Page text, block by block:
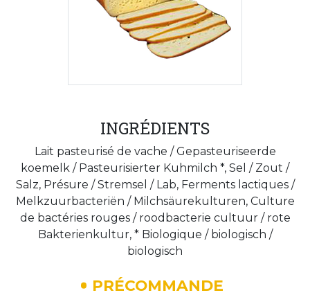
INGRÉDIENTS
Lait pasteurisé de vache / Gepasteuriseerde
koemelk / Pasteurisierter Kuhmilch *, Sel / Zout /
Salz, Présure / Stremsel / Lab, Ferments lactiques /
Melkzuurbacteriën / Milchsäurekulturen, Culture
de bactéries rouges / roodbacterie cultuur / rote
Bakterienkultur, * Biologique / biologisch /
biologisch
PRÉCOMMANDE